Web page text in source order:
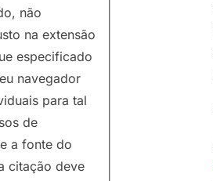
não
na extensão
especificado
navegador
para tal
de
a fonte do
citação deve